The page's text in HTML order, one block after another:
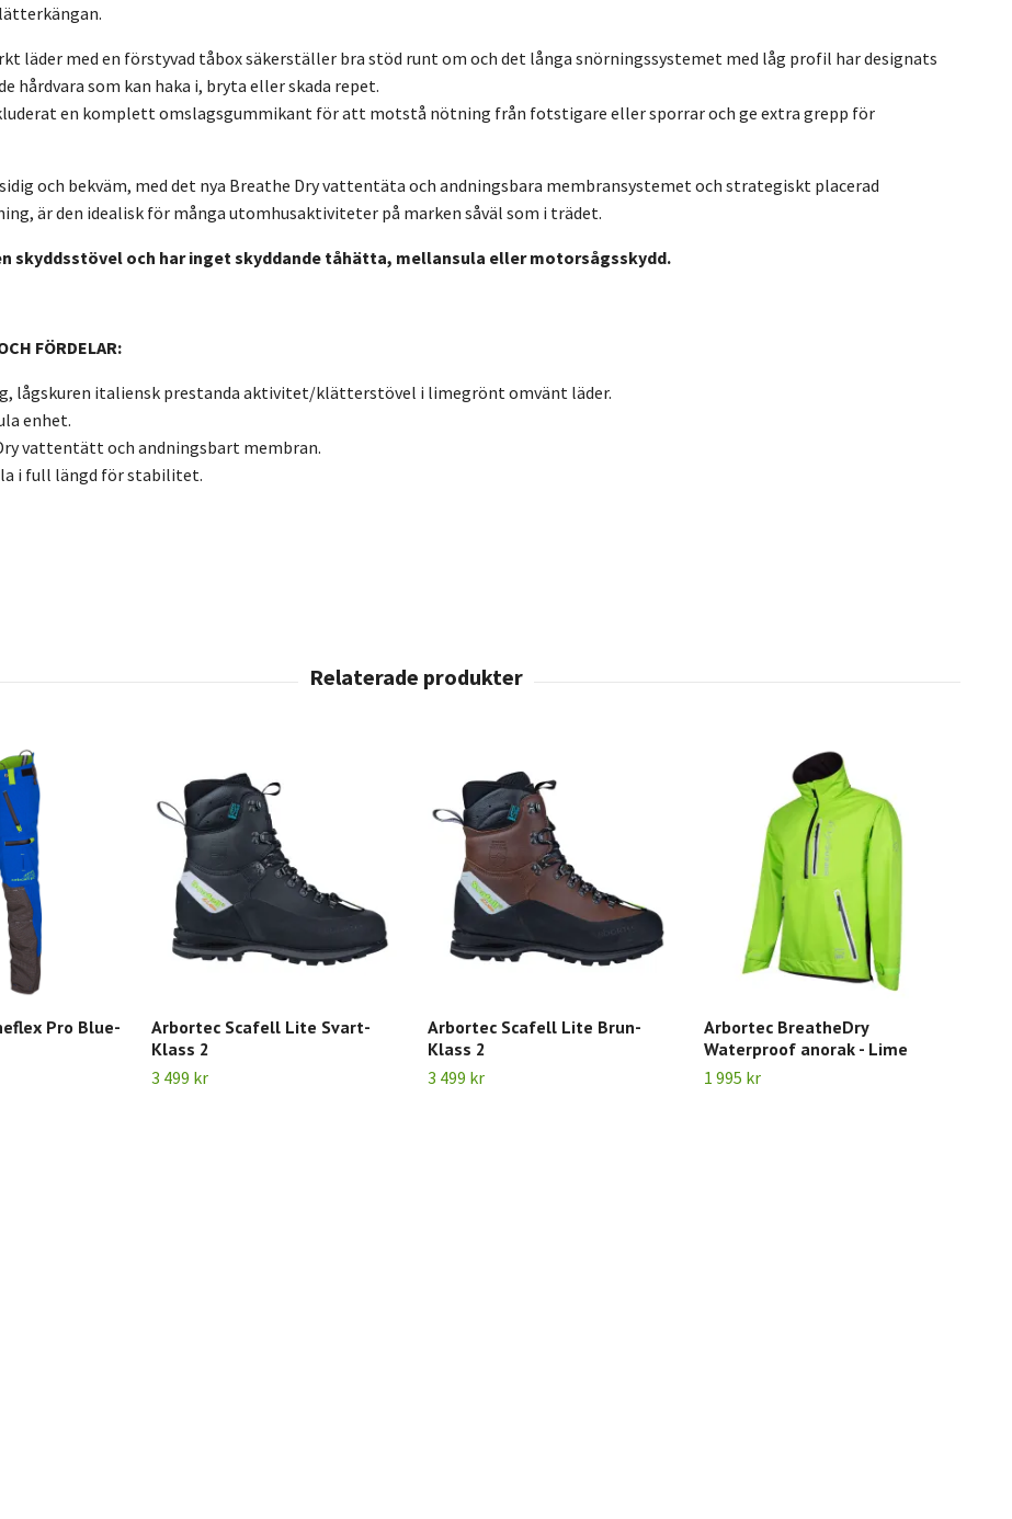
läder med en förstyvad tåbox säkerställer bra stöd runt om och det långa snörningssystemet med låg profil har designats
hårdvara som kan haka i, bryta eller skada repet.
en komplett omslagsgummikant för att motstå nötning från fotstigare eller sporrar och ge extra grepp för
och bekväm, med det nya Breathe Dry vattentäta och andningsbara membransystemet och strategiskt placerad
är den idealisk för många utomhusaktiviteter på marken såväl som i trädet.
skyddsstövel och har inget skyddande tåhätta, mellansula eller motorsågsskydd.
FÖRDELAR:
lågskuren italiensk prestanda aktivitet/klätterstövel i limegrönt omvänt läder.
enhet.
vattentätt och andningsbart membran.
i full längd för stabilitet.
Pro Blue-
Arbortec Scafell Lite Svart-
Klass 2
3 499 kr
Arbortec Scafell Lite Brun-
Klass 2
3 499 kr
Arbortec BreatheDry
Waterproof anorak - Lime
1 995 kr